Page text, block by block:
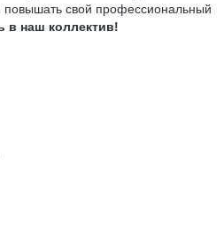
свой профессиональный
в наш коллектив!